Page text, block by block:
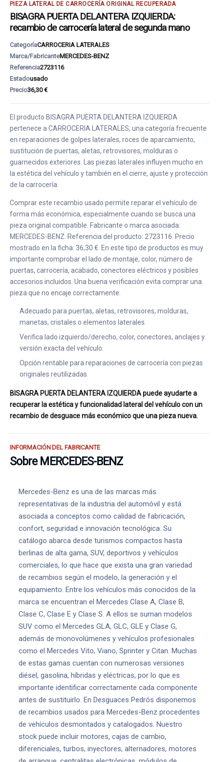
PIEZA LATERAL DE CARROCERÍA ORIGINAL RECUPERADA
BISAGRA PUERTA DELANTERA IZQUIERDA:
recambio de carrocería lateral de segunda mano
CategoríaCARROCERIA LATERALES
Marca/FabricanteMERCEDES-BENZ
Referencia2723116
Estadousado
Precio36,30 €
El producto BISAGRA PUERTA DELANTERA IZQUIERDA
pertenece a CARROCERIA LATERALES, una categoría frecuente
en reparaciones de golpes laterales, roces de aparcamiento,
sustitución de puertas, aletas, retrovisores, molduras o
guarnecidos exteriores. Las piezas laterales influyen mucho en
la estética del vehículo y también en el cierre, ajuste y protección
de la carrocería.
Comprar este recambio usado permite reparar el vehículo de
forma más económica, especialmente cuando se busca una
pieza original compatible. Fabricante o marca asociada:
MERCEDES-BENZ. Referencia del producto: 2723116. Precio
mostrado en la ficha: 36,30 €. En este tipo de productos es muy
importante comprobar el lado de montaje, color, número de
puertas, carrocería, acabado, conectores eléctricos y posibles
accesorios incluidos. Una buena verificación evita comprar una
pieza que no encaje correctamente.
Adecuado para puertas, aletas, retrovisores, molduras,
manetas, cristales o elementos laterales.
Verifica lado izquierdo/derecho, color, conectores, anclajes y
versión exacta del vehículo.
Opción rentable para reparaciones de carrocería con piezas
originales reutilizadas.
BISAGRA PUERTA DELANTERA IZQUIERDA puede ayudarte a
recuperar la estética y funcionalidad lateral del vehículo con un
recambio de desguace más económico que una pieza nueva.
INFORMACIÓN DEL FABRICANTE
Sobre MERCEDES-BENZ
Mercedes-Benz es una de las marcas más
representativas de la industria del automóvil y está
asociada a conceptos como calidad de fabricación,
confort, seguridad e innovación tecnológica. Su
catálogo abarca desde turismos compactos hasta
berlinas de alta gama, SUV, deportivos y vehículos
comerciales, lo que hace que exista una gran variedad
de recambios según el modelo, la generación y el
equipamiento. Entre los vehículos más conocidos de la
marca se encuentran el Mercedes Clase A, Clase B,
Clase C, Clase E y Clase S. A ellos se suman modelos
SUV como el Mercedes GLA, GLC, GLE y Clase G,
además de monovolúmenes y vehículos profesionales
como el Mercedes Vito, Viano, Sprinter y Citan. Muchas
de estas gamas cuentan con numerosas versiones
diésel, gasolina, híbridas y eléctricas, por lo que es
importante identificar correctamente cada componente
antes de sustituirlo. En Desguaces Pedrós disponemos
de recambios usados para Mercedes-Benz procedentes
de vehículos desmontados y catalogados. Nuestro
stock puede incluir motores, cajas de cambio,
diferenciales, turbos, inyectores, alternadores, motores